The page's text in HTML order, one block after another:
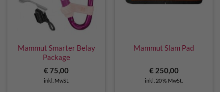
Mammut Smarter Belay
Package
€75,00
inkl. MwSt.
Mammut Slam Pad
€250,00
inkl. 20 % MwSt.